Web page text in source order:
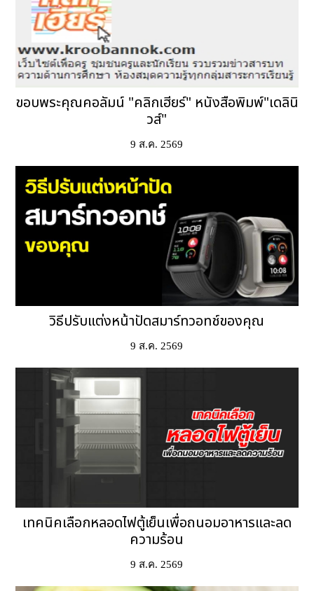
ขอบพระคุณคอลัมน์ "คลิกเฮียร์" หนังสือพิมพ์"เดลินิ
วส์"
9 ส.ค. 2569
วิธีปรับแต่งหน้าปัดสมาร์ทวอทช์ของคุณ
9 ส.ค. 2569
เทคนิคเลือกหลอดไฟตู้เย็นเพื่อถนอมอาหารและลด
ความร้อน
9 ส.ค. 2569